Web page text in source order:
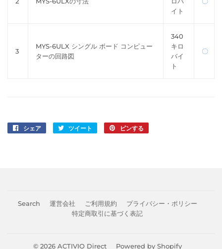
イト
3
MYS-6ULX シングル ボード コンピュー
ターの回路図
340
キロ
バイ
ト
〇
シェア
Facebookツイート
Twitter
ピンする
Search 運営会社 ご利用規約
プライバシー・ポリシー
特定商取引に基づく表記
© 2026 ACTIVIO Direct Powered by Shopify